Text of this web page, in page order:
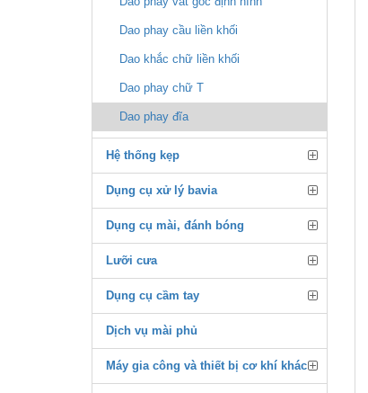
Dao phay cầu liền khối
Dao khắc chữ liền khối
Dao phay chữ T
Dao phay đĩa
Hệ thống kẹp
Dụng cụ xử lý bavia
Dụng cụ mài, đánh bóng
Lưỡi cưa
Dụng cụ cầm tay
Dịch vụ mài phủ
Máy gia công và thiết bị cơ khí khác